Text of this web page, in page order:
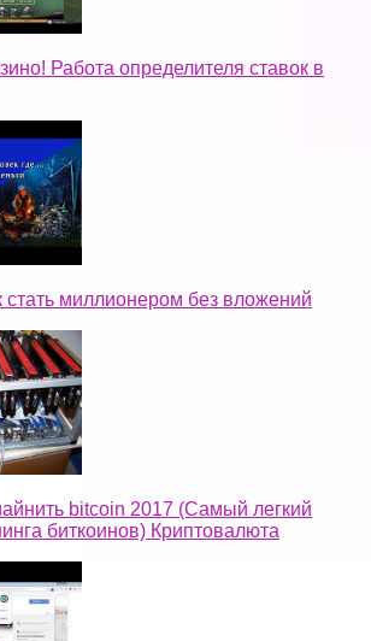
Работа определителя ставок в
стать миллионером без вложений
bitcoin 2017 (Самый легкий
биткоинов) Криптовалюта